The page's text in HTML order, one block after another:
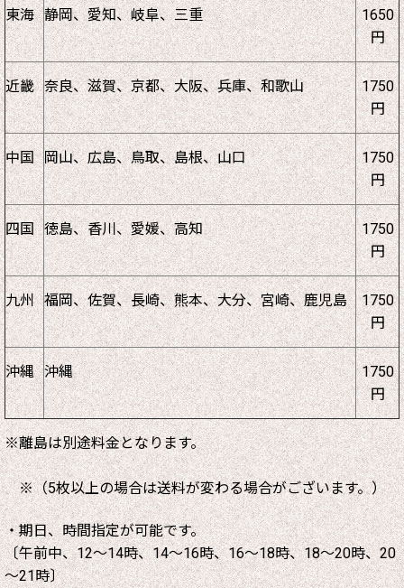
東海 静岡、愛知、岐阜、三重
1650
円
近畿 奈良、滋賀、京都、大阪、兵庫、和歌山
1750
円
中国 岡山、広島、鳥取、島根、山口
1750
円
四国 徳島、香川、愛媛、高知
1750
円
九州 福岡、佐賀、長崎、熊本、大分、宮崎、鹿児島
1750
円
沖縄 沖縄
1750
円
※離島は別途料金となります。
※（5枚以上の場合は送料が変わる場合がございます。）
・期日、時間指定が可能です。
〔午前中、12～14時、14～16時、16～18時、18～20時、20
～21時〕